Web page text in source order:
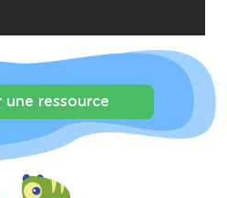
une ressource